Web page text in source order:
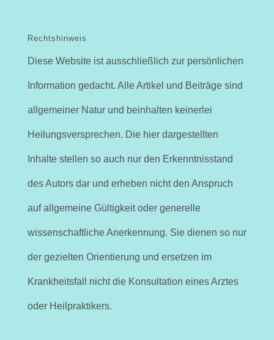
Rechtshinweis
Diese Website ist ausschließlich zur persönlichen
Information gedacht. Alle Artikel und Beiträge sind
allgemeiner Natur und beinhalten keinerlei
Heilungsversprechen. Die hier dargestellten
Inhalte stellen so auch nur den Erkenntnisstand
des Autors dar und erheben nicht den Anspruch
auf allgemeine Gültigkeit oder generelle
wissenschaftliche Anerkennung. Sie dienen so nur
der gezielten Orientierung und ersetzen im
Krankheitsfall nicht die Konsultation eines Arztes
oder Heilpraktikers.